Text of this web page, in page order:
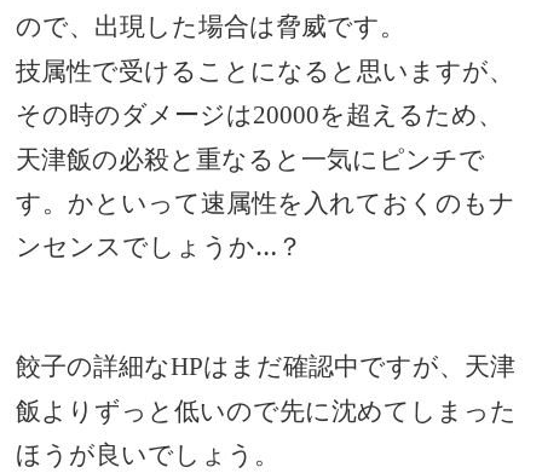
ので、出現した場合は脅威です。
技属性で受けることになると思いますが、
その時のダメージは20000を超えるため、
天津飯の必殺と重なると一気にピンチで
す。かといって速属性を入れておくのもナ
ンセンスでしょうか…？
餃子の詳細なHPはまだ確認中ですが、天津
飯よりずっと低いので先に沈めてしまった
ほうが良いでしょう。